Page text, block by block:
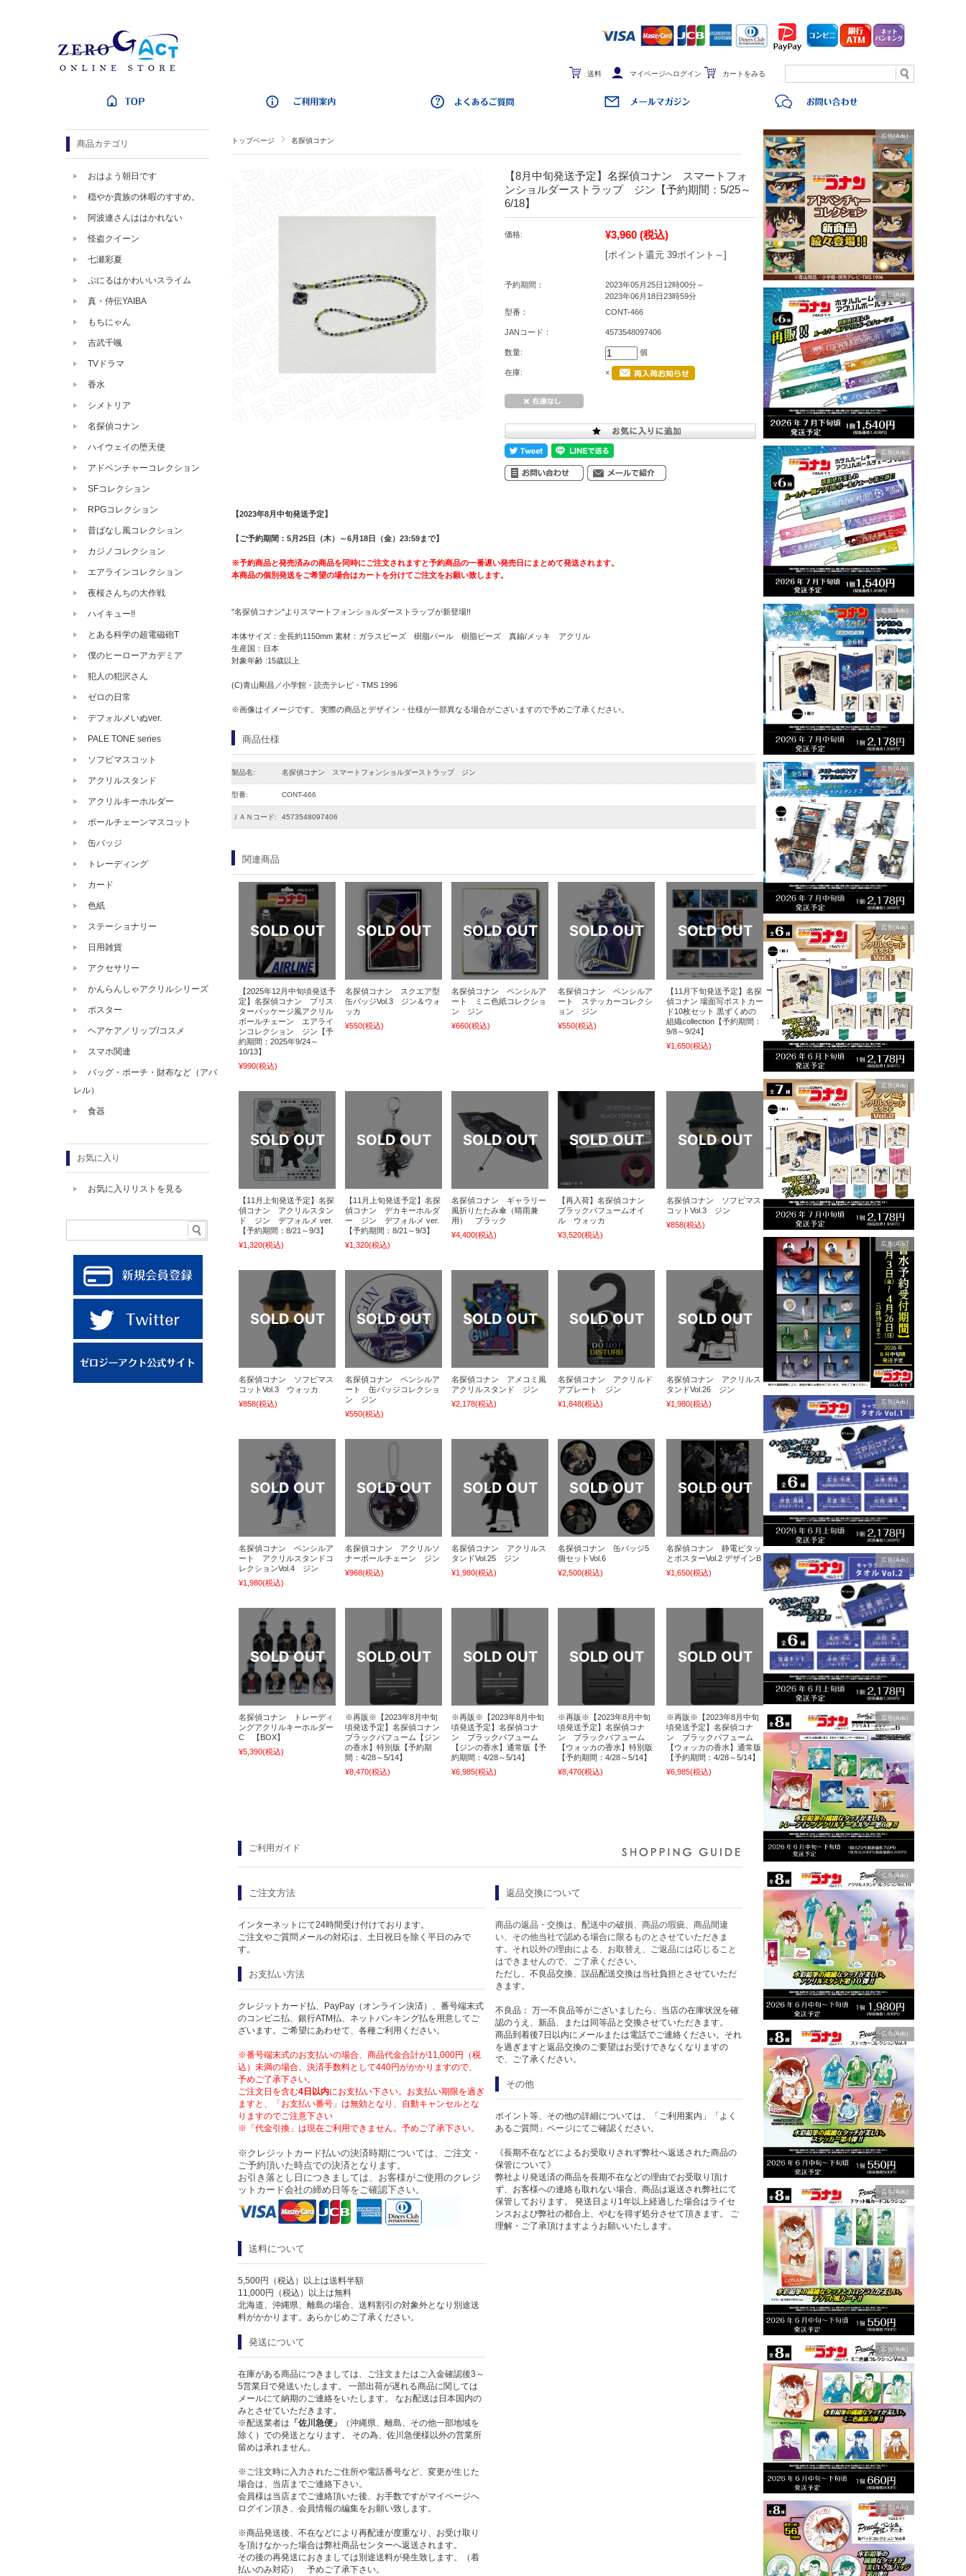
送料 マイページへログイン カートをみる
広告(Ads)
広告(Ads)
広告(Ads)
広告(Ads)
広告(Ads)
広告(Ads)
広告(Ads)
広告(Ads)
広告(Ads)
広告(Ads)
広告(Ads)
広告(Ads)
広告(Ads)
広告(Ads)
広告(Ads)
広告(Ads)
トップページ 名探偵コナン
【8月中旬発送予定】名探偵コナン スマートフォ
ンショルダーストラップ ジン【予約期間：5/25～
6/18】
価格: ¥3,960 (税込)
[ポイント還元 39ポイント～]
予約期間：
2023年05月25日12時00分～
2023年06月18日23時59分
型番：
CONT-466
JANコード： 4573548097406
数量: 個
在庫: ×
【2023年8月中旬発送予定】
【ご予約期間：5月25日（木）～6月18日（金）23:59まで】
※予約商品と発売済みの商品を同時にご注文されますと予約商品の一番遅い発売日にまとめて発送されます。
本商品の個別発送をご希望の場合はカートを分けてご注文をお願い致します。
"名探偵コナン"よりスマートフォンショルダーストラップが新登場!!
本体サイズ：全長約1150mm 素材：ガラスビーズ 樹脂パール 樹脂ピーズ 真鍮/メッキ アクリル
生産国：日本
対象年齢 :15歳以上
(C)青山剛昌／小学館・読売テレビ・TMS 1996
※画像はイメージです。 実際の商品とデザイン・仕様が一部異なる場合がございますので予めご了承ください。
商品仕様
製品名: 名探偵コナン スマートフォンショルダーストラップ ジン
型番: CONT-466
ＪＡＮコード: 4573548097406
関連商品
【2025年12月中旬頃発送予
定】名探偵コナン ブリス
ターパッケージ風アクリル
ボールチェーン エアライ
ンコレクション ジン【予
約期間：2025年9/24～
10/13】
¥990(税込)
名探偵コナン スクエア型
缶バッジVol.3 ジン＆ウォ
ッカ
¥550(税込)
名探偵コナン ペンシルア
ート ミニ色紙コレクショ
ン ジン
¥660(税込)
名探偵コナン ペンシルア
ート ステッカーコレクシ
ョン ジン
¥550(税込)
【11月下旬発送予定】名探
偵コナン 場面写ポストカー
ド10枚セット 黒ずくめの
組織collection【予約期間：
9/8～9/24】
¥1,650(税込)
【11月上旬発送予定】名探
偵コナン アクリルスタン
ド ジン デフォルメ ver.
【予約期間：8/21～9/3】
¥1,320(税込)
【11月上旬発送予定】名探
偵コナン デカキーホルダ
ー ジン デフォルメ ver.
【予約期間：8/21～9/3】
¥1,320(税込)
名探偵コナン ギャラリー
風折りたたみ傘（晴雨兼
用） ブラック
¥4,400(税込)
【再入荷】名探偵コナン
ブラックパフュームオイ
ル ウォッカ
¥3,520(税込)
名探偵コナン ソフビマス
コットVol.3 ジン
¥858(税込)
名探偵コナン ソフビマス
コットVol.3 ウォッカ
¥858(税込)
名探偵コナン ペンシルア
ート 缶バッジコレクショ
ン ジン
¥550(税込)
名探偵コナン アメコミ風
アクリルスタンド ジン
¥2,178(税込)
名探偵コナン アクリルド
アプレート ジン
¥1,848(税込)
名探偵コナン アクリルス
タンドVol.26 ジン
¥1,980(税込)
名探偵コナン ペンシルア
ート アクリルスタンドコ
レクションVol.4 ジン
¥1,980(税込)
名探偵コナン アクリルソ
ナーボールチェーン ジン
¥968(税込)
名探偵コナン アクリルス
タンドVol.25 ジン
¥1,980(税込)
名探偵コナン 缶バッジ5
個セットVol.6
¥2,500(税込)
名探偵コナン 静電ピタッ
とポスターVol.2 デザインB
¥1,650(税込)
名探偵コナン トレーディ
ングアクリルキーホルダー
C 【BOX】
¥5,390(税込)
※再販※【2023年8月中旬
頃発送予定】名探偵コナン
ブラックパフューム【ジン
の香水】特別版【予約期
間：4/28～5/14】
¥8,470(税込)
※再販※【2023年8月中旬
頃発送予定】名探偵コナ
ン ブラックパフューム
【ジンの香水】通常版【予
約期間：4/28～5/14】
¥6,985(税込)
※再販※【2023年8月中旬
頃発送予定】名探偵コナ
ン ブラックパフューム
【ウォッカの香水】特別版
【予約期間：4/28～5/14】
¥8,470(税込)
※再販※【2023年8月中旬
頃発送予定】名探偵コナ
ン ブラックパフューム
【ウォッカの香水】通常版
【予約期間：4/28～5/14】
¥6,985(税込)
ご利用ガイド
ご注文方法
インターネットにて24時間受け付けております。
ご注文やご質問メールの対応は、土日祝日を除く平日のみで
す。
お支払い方法
クレジットカード払、PayPay（オンライン決済）、番号端末式
のコンビニ払、銀行ATM払、ネットバンキング払を用意してご
ざいます。ご希望にあわせて、各種ご利用ください。
※番号端末式のお支払いの場合、商品代金合計が11,000円（税
込）未満の場合、決済手数料として440円がかかりますので、
予めご了承下さい。
ご注文日を含む4日以内にお支払い下さい。お支払い期限を過ぎ
ますと、「お支払い番号」は無効となり、自動キャンセルとな
りますのでご注意下さい
※「代金引換」は現在ご利用できません。予めご了承下さい。
※クレジットカード払いの決済時期については、ご注文・
ご予約頂いた時点での決済となります。
お引き落とし日につきましては、お客様がご使用のクレジ
ットカード会社の締め日等をご確認下さい。
送料について
5,500円（税込）以上は送料半額
11,000円（税込）以上は無料
北海道、沖縄県、離島の場合、送料割引の対象外となり別途送
料がかかります。あらかじめご了承ください。
発送について
在庫がある商品につきましては、ご注文またはご入金確認後3～
5営業日で発送いたします。 一部出荷が遅れる商品に関しては
メールにて納期のご連絡をいたします。 なお配送は日本国内の
みとさせていただきます。
※配送業者は 「佐川急便」
（沖縄県、離島、その他一部地域を
除く）での発送となります。 その為、佐川急便様以外の営業所
留めは承れません。
※ご注文時に入力されたご住所や電話番号など、変更が生じた
場合は、当店までご連絡下さい。
会員様は当店までご連絡頂いた後、お手数ですがマイページへ
ログイン頂き、会員情報の編集をお願い致します。
※商品発送後、不在などにより再配達が度重なり、お受け取り
を頂けなかった場合は弊社商品センターへ返送されます。
その後の再発送におきましては別途送料が発生致します。（着
払いのみ対応） 予めご了承下さい。
返品交換について
商品の返品・交換は、配送中の破損、商品の瑕疵、商品間違
い、その他当社で認める場合に限るものとさせていただきま
す。それ以外の理由による、お取替え、ご返品には応じること
はできませんので、ご了承ください。
ただし、不良品交換、誤品配送交換は当社負担とさせていただ
きます。
不良品： 万一不良品等がございましたら、当店の在庫状況を確
認のうえ、新品、または同等品と交換させていただきます。
商品到着後7日以内にメールまたは電話でご連絡ください。それ
を過ぎますと返品交換のご要望はお受けできなくなりますの
で、ご了承ください。
その他
ポイント等、その他の詳細については、「ご利用案内」「よく
あるご質問」ページにてご確認ください。
《長期不在などによるお受取りされず弊社へ返送された商品の
保管について》
弊社より発送済の商品を長期不在などの理由でお受取り頂け
ず、お客様への連絡も取れない場合、商品は返送され弊社にて
保管しております。 発送日より1年以上経過した場合はライセ
ンスおよび弊社の都合上、やむを得ず処分させて頂きます。 ご
理解・ご了承頂けますようお願いいたします。
商品カテゴリ
おはよう朝日です
穏やか貴族の休暇のすすめ。
阿波連さんははかれない
怪盗クイーン
七瀬彩夏
ぷにるはかわいいスライム
真・侍伝YAIBA
もちにゃん
吉武千颯
TVドラマ
香水
シメトリア
名探偵コナン
ハイウェイの堕天使
アドベンチャーコレクション
SFコレクション
RPGコレクション
昔ばなし風コレクション
カジノコレクション
エアラインコレクション
夜桜さんちの大作戦
ハイキュー!!
とある科学の超電磁砲T
僕のヒーローアカデミア
犯人の犯沢さん
ゼロの日常
デフォルメいぬver.
PALE TONE series
ソフビマスコット
アクリルスタンド
アクリルキーホルダー
ボールチェーンマスコット
缶バッジ
トレーディング
カード
色紙
ステーショナリー
日用雑貨
アクセサリー
かんらんしゃアクリルシリーズ
ポスター
ヘアケア／リップ/コスメ
スマホ関連
バッグ・ポーチ・財布など（アパ
レル）
食器
お気に入り
お気に入りリストを見る